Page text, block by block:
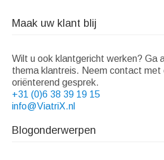
Maak uw klant blij
Wilt u ook klantgericht werken? Ga
thema klantreis. Neem contact met
oriënterend gesprek.
+31 (0)6 38 39 19 15
info@ViatriX.nl
Blogonderwerpen